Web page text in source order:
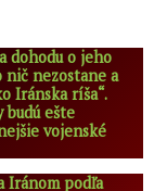
dohodu o jeho
nič nezostane a
Iránska ríša“.
budú ešte
vojenské
Iránom podľa